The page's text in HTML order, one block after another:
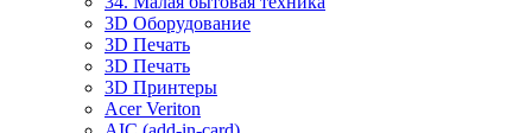
3D Оборудование
3D Печать
3D Печать
3D Принтеры
Acer Veriton